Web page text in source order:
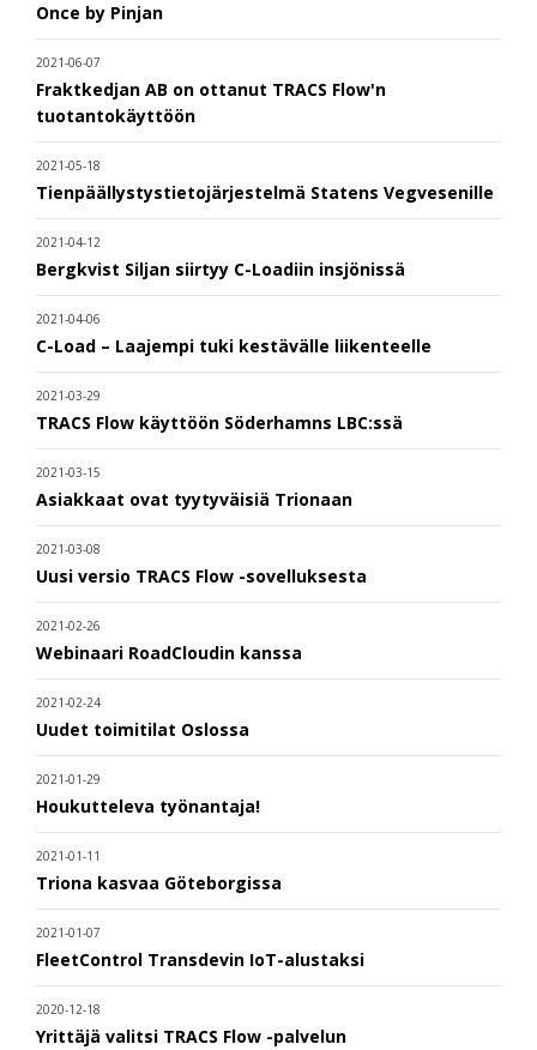
Once by Pinjan
2021-06-07
Fraktkedjan AB on ottanut TRACS Flow'n
tuotantokäyttöön
2021-05-18
Tienpäällystystietojärjestelmä Statens Vegvesenille
2021-04-12
Bergkvist Siljan siirtyy C-Loadiin insjönissä
2021-04-06
C-Load – Laajempi tuki kestävälle liikenteelle
2021-03-29
TRACS Flow käyttöön Söderhamns LBC:ssä
2021-03-15
Asiakkaat ovat tyytyväisiä Trionaan
2021-03-08
Uusi versio TRACS Flow -sovelluksesta
2021-02-26
Webinaari RoadCloudin kanssa
2021-02-24
Uudet toimitilat Oslossa
2021-01-29
Houkutteleva työnantaja!
2021-01-11
Triona kasvaa Göteborgissa
2021-01-07
FleetControl Transdevin IoT-alustaksi
2020-12-18
Yrittäjä valitsi TRACS Flow -palvelun